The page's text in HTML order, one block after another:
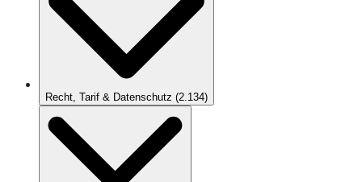
Recht, Tarif & Datenschutz (2.134)